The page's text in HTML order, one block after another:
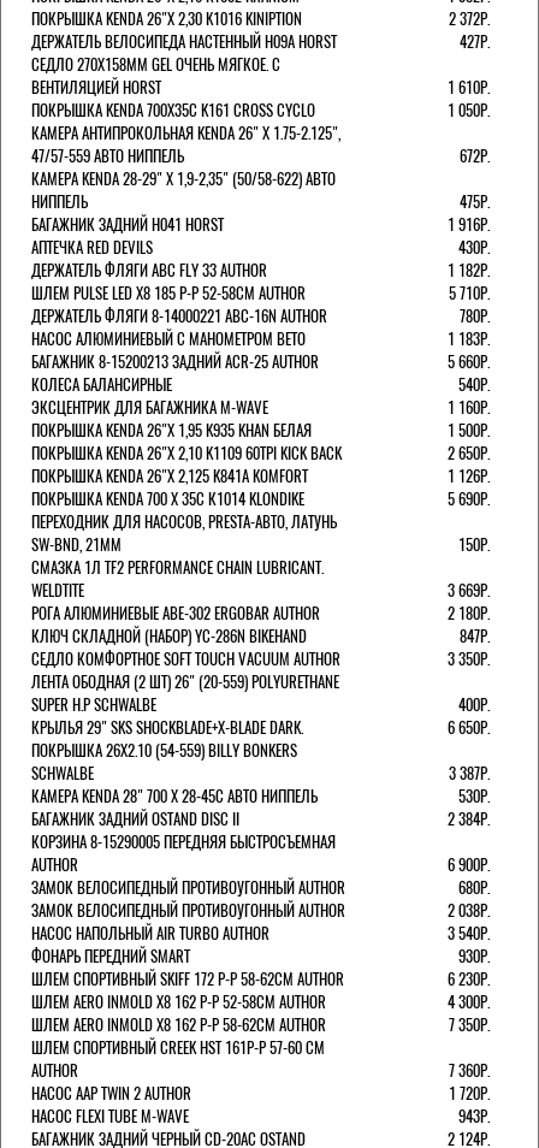
ПОКРЫШКА KENDA 26"Х 2,30 K1016 KINIPTION
2 372Р.
ДЕРЖАТЕЛЬ ВЕЛОСИПЕДА НАСТЕННЫЙ H09A HORST
427Р.
СЕДЛО 270Х158ММ GEL ОЧЕНЬ МЯГКОЕ. С
ВЕНТИЛЯЦИЕЙ HORST
1 610Р.
ПОКРЫШКА KENDA 700Х35С K161 CROSS CYCLO
1 050Р.
КАМЕРА АНТИПРОКОЛЬНАЯ KENDA 26" Х 1.75-2.125",
47/57-559 АВТО НИППЕЛЬ
672Р.
КАМЕРА KENDA 28-29" Х 1,9-2,35" (50/58-622) АВТО
НИППЕЛЬ
475Р.
БАГАЖНИК ЗАДНИЙ H041 HORST
1 916Р.
АПТЕЧКА RED DEVILS
430Р.
ДЕРЖАТЕЛЬ ФЛЯГИ АВС FLY 33 AUTHOR
1 182Р.
ШЛЕМ PULSE LED X8 185 Р-Р 52-58СМ AUTHOR
5 710Р.
ДЕРЖАТЕЛЬ ФЛЯГИ 8-14000221 ABC-16N AUTHOR
780Р.
НАСОС АЛЮМИНИЕВЫЙ С МАНОМЕТРОМ BETO
1 183Р.
БАГАЖНИК 8-15200213 ЗАДНИЙ ACR-25 AUTHOR
5 660Р.
КОЛЕСА БАЛАНСИРНЫЕ
540Р.
ЭКСЦЕНТРИК ДЛЯ БАГАЖНИКА M-WAVE
1 160Р.
ПОКРЫШКА KENDA 26"Х 1,95 K935 KHAN БЕЛАЯ
1 500Р.
ПОКРЫШКА KENDA 26"Х 2,10 K1109 60TPI KICK BACK
2 650Р.
ПОКРЫШКА KENDA 26"Х 2,125 K841A KOMFORT
1 126Р.
ПОКРЫШКА KENDA 700 Х 35С К1014 KLONDIKE
5 690Р.
ПЕРЕХОДНИК ДЛЯ НАСОСОВ, PRESTA-АВТО, ЛАТУНЬ
SW-BND, 21ММ
150Р.
СМАЗКА 1Л TF2 PERFORMANCE CHAIN LUBRICANT.
WELDTITE
3 669Р.
РОГА АЛЮМИНИЕВЫЕ ABE-302 ERGOBAR AUTHOR
2 180Р.
КЛЮЧ СКЛАДНОЙ (НАБОР) YC-286N BIKEHAND
847Р.
СЕДЛО КОМФОРТНОЕ SOFT TOUCH VACUUM AUTHOR
3 350Р.
ЛЕНТА ОБОДНАЯ (2 ШТ) 26" (20-559) POLYURETHANE
SUPER H.P SCHWALBE
400Р.
КРЫЛЬЯ 29" SKS SHOCKBLADE+X-BLADE DARK.
6 650Р.
ПОКРЫШКА 26X2.10 (54-559) BILLY BONKERS
SCHWALBE
3 387Р.
КАМЕРА KENDA 28" 700 Х 28-45С АВТО НИППЕЛЬ
530Р.
БАГАЖНИК ЗАДНИЙ OSTAND DISC II
2 384Р.
КОРЗИНА 8-15290005 ПЕРЕДНЯЯ БЫСТРОСЪЕМНАЯ
AUTHOR
6 900Р.
ЗАМОК ВЕЛОСИПЕДНЫЙ ПРОТИВОУГОННЫЙ AUTHOR
680Р.
ЗАМОК ВЕЛОСИПЕДНЫЙ ПРОТИВОУГОННЫЙ AUTHOR
2 038Р.
НАСОС НАПОЛЬНЫЙ AIR TURBO AUTHOR
3 540Р.
ФОНАРЬ ПЕРЕДНИЙ SMART
930Р.
ШЛЕМ СПОРТИВНЫЙ SKIFF 172 Р-Р 58-62СМ AUTHOR
6 230Р.
ШЛЕМ AERO INMOLD X8 162 Р-Р 52-58СМ AUTHOR
4 300Р.
ШЛЕМ AERO INMOLD X8 162 Р-Р 58-62СМ AUTHOR
7 350Р.
ШЛЕМ СПОРТИВНЫЙ CREEK HST 161Р-Р 57-60 СМ
AUTHOR
7 360Р.
НАСОС AAP TWIN 2 AUTHOR
1 720Р.
НАСОС FLEXI TUBE M-WAVE
943Р.
БАГАЖНИК ЗАДНИЙ ЧЕРНЫЙ СD-20AC OSTAND
2 124Р.